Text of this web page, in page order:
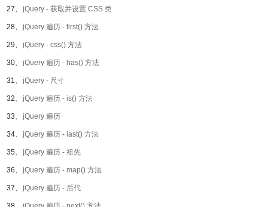
27、 jQuery - 获取并设置 CSS 类
28、 jQuery 遍历 - first() 方法
29、 jQuery - css() 方法
30、 jQuery 遍历 - has() 方法
31、 jQuery - 尺寸
32、 jQuery 遍历 - is() 方法
33、 jQuery 遍历
34、 jQuery 遍历 - last() 方法
35、 jQuery 遍历 - 祖先
36、 jQuery 遍历 - map() 方法
37、 jQuery 遍历 - 后代